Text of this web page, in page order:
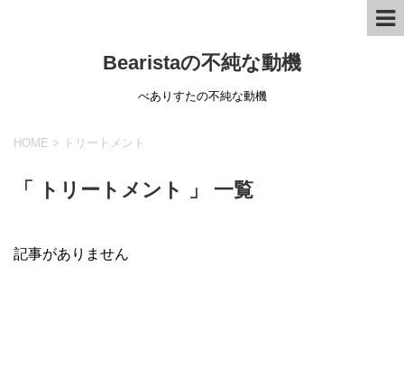
Bearistaの不純な動機
べありすたの不純な動機
HOME > トリートメント
「 トリートメント 」 一覧
記事がありません